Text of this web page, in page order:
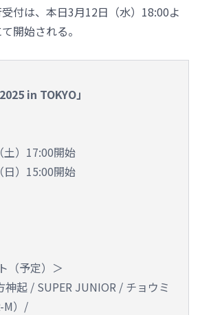
付は、本日3月12日（水）18:00よ
開始される。
in TOKYO」
）17:00開始
）15:00開始
（予定）＞
起 / SUPER JUNIOR / チョウミ
M）/